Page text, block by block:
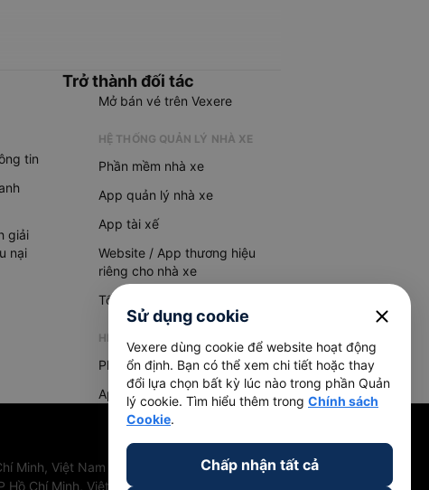
tin
giải
nại
Trở thành đối tác
Mở bán vé trên Vexere
HỆ THỐNG QUẢN LÝ NHÀ XE
Phần mềm nhà xe
App quản lý nhà xe
App tài xế
Website / App thương hiệu
riêng cho nhà xe
Tổng đài AI
HỆ THỐNG QUẢN LÝ HÀNG HOÁ
Phần mềm quản lý hàng hoá
App quản lý hàng hoá
Minh, Việt Nam
Chí Minh, Việt Nam
Sử dụng cookie close
Vexere dùng cookie để website hoạt động
ổn định. Bạn có thể xem chi tiết hoặc thay
đổi lựa chọn bất kỳ lúc nào trong phần Quản
lý cookie. Tìm hiểu thêm trong Chính sách
Cookie.
Chấp nhận tất cả